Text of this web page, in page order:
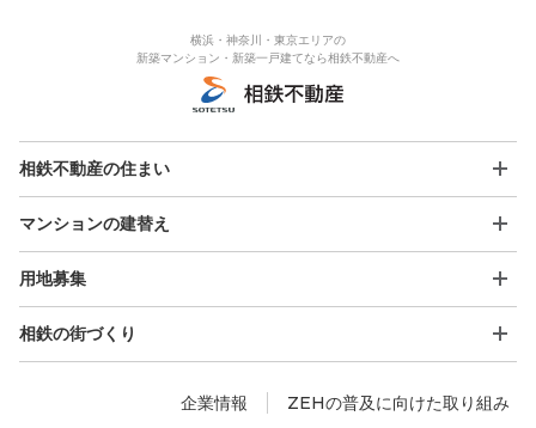
横浜・神奈川・東京エリアの
新築マンション・新築一戸建てなら相鉄不動産へ
相鉄不動産の住まい
マンションの建替え
用地募集
相鉄の街づくり
企業情報 ZEHの普及に向けた取り組み